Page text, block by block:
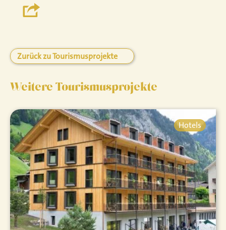
Zurück zu Tourismusprojekte
Weitere Tourismusprojekte
Hotels